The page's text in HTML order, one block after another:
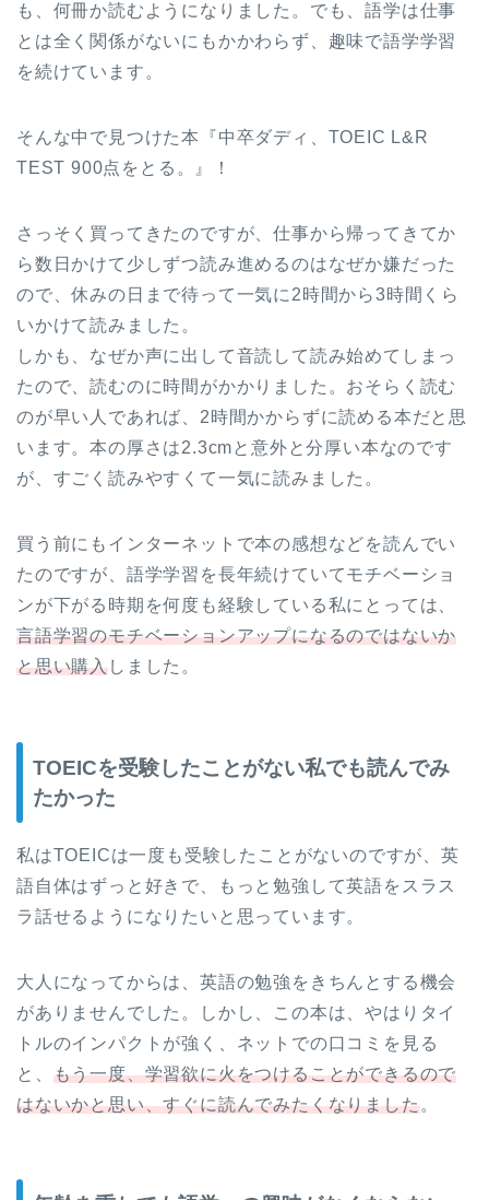
も、何冊か読むようになりました。でも、語学は仕事
とは全く関係がないにもかかわらず、趣味で語学学習
を続けています。
そんな中で見つけた本『中卒ダディ、TOEIC L&R
TEST 900点をとる。』！
さっそく買ってきたのですが、仕事から帰ってきてか
ら数日かけて少しずつ読み進めるのはなぜか嫌だった
ので、休みの日まで待って一気に2時間から3時間くら
いかけて読みました。
しかも、なぜか声に出して音読して読み始めてしまっ
たので、読むのに時間がかかりました。おそらく読む
のが早い人であれば、2時間かからずに読める本だと思
います。本の厚さは2.3cmと意外と分厚い本なのです
が、すごく読みやすくて一気に読みました。
買う前にもインターネットで本の感想などを読んでい
たのですが、語学学習を長年続けていてモチベーショ
ンが下がる時期を何度も経験している私にとっては、
言語学習のモチベーションアップになるのではないか
と思い購入しました。
TOEICを受験したことがない私でも読んでみ
たかった
私はTOEICは一度も受験したことがないのですが、英
語自体はずっと好きで、もっと勉強して英語をスラス
ラ話せるようになりたいと思っています。
大人になってからは、英語の勉強をきちんとする機会
がありませんでした。しかし、この本は、やはりタイ
トルのインパクトが強く、ネットでの口コミを見る
と、 もう一度、学習欲に火をつけることができるので
はないかと思い、すぐに読んでみたくなりました。